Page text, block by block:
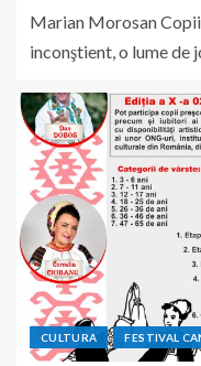
Marian Morosan
inconştient, o lume de
CULTURA FESTIVAL